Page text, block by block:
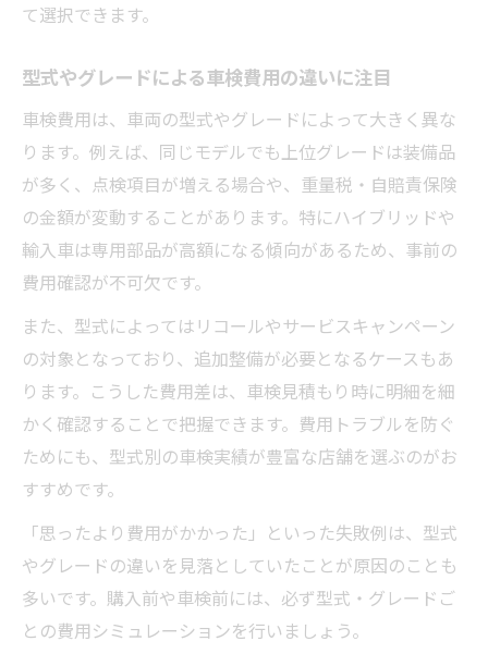
て選択できます。
型式やグレードによる車検費用の違いに注目
車検費用は、車両の型式やグレードによって大きく異な
ります。例えば、同じモデルでも上位グレードは装備品
が多く、点検項目が増える場合や、重量税・自賠責保険
の金額が変動することがあります。特にハイブリッドや
輸入車は専用部品が高額になる傾向があるため、事前の
費用確認が不可欠です。
また、型式によってはリコールやサービスキャンペーン
の対象となっており、追加整備が必要となるケースもあ
ります。こうした費用差は、車検見積もり時に明細を細
かく確認することで把握できます。費用トラブルを防ぐ
ためにも、型式別の車検実績が豊富な店舗を選ぶのがお
すすめです。
「思ったより費用がかかった」といった失敗例は、型式
やグレードの違いを見落としていたことが原因のことも
多いです。購入前や車検前には、必ず型式・グレードご
との費用シミュレーションを行いましょう。